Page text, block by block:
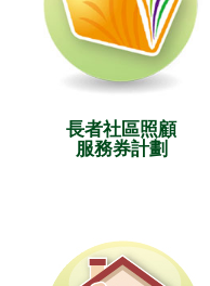
長者社區照顧
服務券計劃